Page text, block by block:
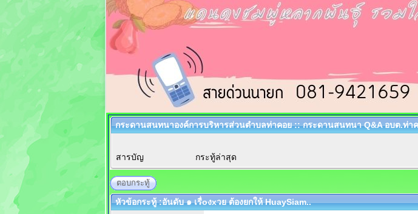
กระดานสนทนาองค์การบริหารส่วนตำบลท่าคอย :: กระดานสนทนา Q&A อบต.ท่า
สารบัญ กระทู้ล่าสุด
ตอบกระทู้
หัวข้อกระทู้ :อันดับ ๑ เรื่oงxวย ต้องยกให้ HuaySiam..